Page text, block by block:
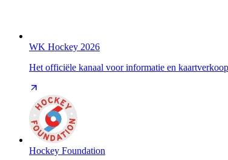
WK Hockey 2026
Het officiële kanaal voor informatie en
Hockey Foundation